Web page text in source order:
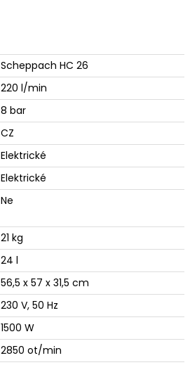
Scheppach HC 26
220 l/min
8 bar
CZ
Elektrické
Elektrické
Ne
21 kg
24 l
56,5 x 57 x 31,5 cm
230 V, 50 Hz
1500 W
2850 ot/min